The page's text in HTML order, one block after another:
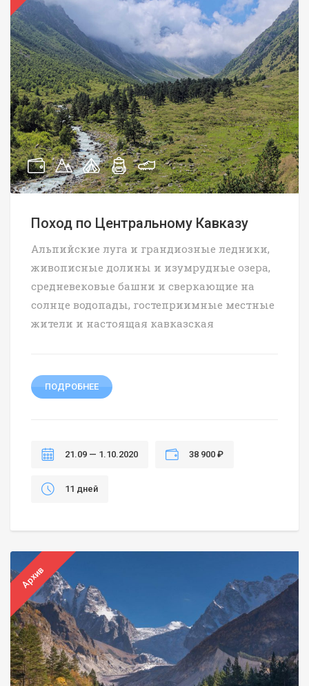
Поход по Центральному Кавказу
Альпийские луга и грандиозные ледники,
живописные долины и изумрудные озера,
средневековые башни и сверкающие на
солнце водопады, гостеприимные местные
жители и настоящая кавказская
ПОДРОБНЕЕ
21.09 — 1.10.2020 38 900 ₽
11 дней
Архив